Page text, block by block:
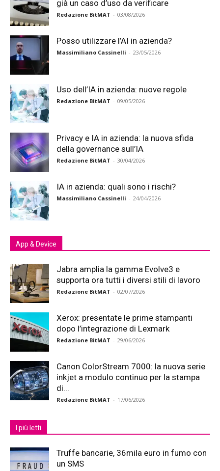
già un caso d’uso da verificare
Redazione BitMAT - 03/08/2026
Posso utilizzare l’AI in azienda?
Massimiliano Cassinelli - 23/05/2026
Uso dell’IA in azienda: nuove regole
Redazione BitMAT - 09/05/2026
Privacy e IA in azienda: la nuova sfida
della governance sull’IA
Redazione BitMAT - 30/04/2026
IA in azienda: quali sono i rischi?
Massimiliano Cassinelli - 24/04/2026
App & Device
Jabra amplia la gamma Evolve3 e
supporta ora tutti i diversi stili di lavoro
Redazione BitMAT - 02/07/2026
Xerox: presentate le prime stampanti
dopo l’integrazione di Lexmark
Redazione BitMAT - 29/06/2026
Canon ColorStream 7000: la nuova serie
inkjet a modulo continuo per la stampa
di...
Redazione BitMAT - 17/06/2026
I più letti
Truffe bancarie, 36mila euro in fumo con
un SMS